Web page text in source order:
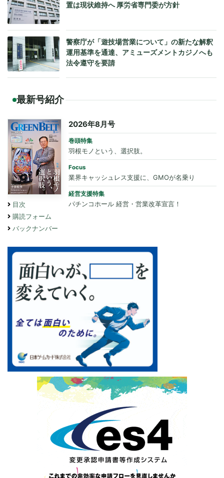
置は現状維持へ 厚労省専門委が方針
警察庁が「遊技場営業について」の新たな解釈
運用基準を通達、アミューズメントカジノへも
法令遵守を要請
最新号紹介
目次
購読フォーム
バックナンバー
2026年8月号
巻頭特集
羽根モノという、選択肢。
Focus
業界キャッシュレス支援に、GMOが名乗り
経営支援特集
パチンコホール 経営・営業改革宣言！